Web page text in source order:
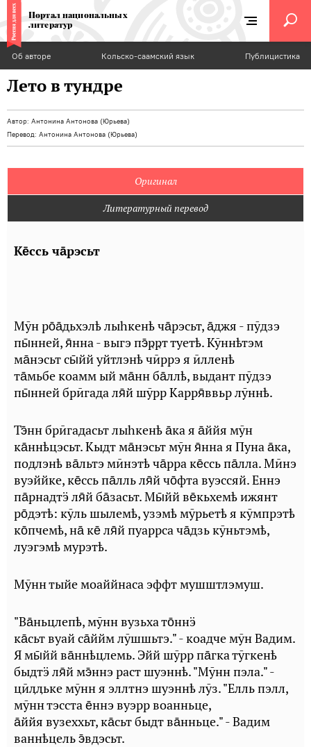
Портал национальных
литератур
Об авторе Кольско-саамский язык Публицистика
Лето в тундре
Автор: Антонина Антонова (Юрьева)
Перевод: Антонина Антонова (Юрьева)
Оригинал
Литературный перевод
Ке̄ссь ча̄рэсьт
Мӯн ро̄а̄дьхэлҍ лыһкенҍ ча̄рэсьт, а̄джя - пӯдзэ
пы̄нней, я̄нна - выгэ пэ̄ҏҏт туетҍ. Кӯннҍтэм
ма̄нэсьт сы̄йй уйтлэнҍ чӣррэ я ӣлленҍ
та̄мьбе коамм ый ма̄нн ба̄ллҍ, выдант пӯдзэ
пы̄нней брӣгада ля̄й шӯрр Карря̄ввьр лӯннҍ.
Тэ̄нн брӣгадасьт лыһкенҍ а̄ка я а̄ййя мӯн
ка̄ннҍцэсьт. Кыдт ма̄нэсьт мӯн я̄нна я Пуна а̄ка,
подлэнҍ ва̄льтэ мӣнэтҍ ча̄рра ке̄ссь па̄лла. Мӣнэ
вуэййке, ке̄ссь па̄лль ля̄й чо̄фта вуэссяй. Еннэ
па̄рнадтӭ ля̄й ба̄засьт. Мы̄йй ве̄кьхемҍ ижянт
ро̄дэтҍ: кӯль шылемҍ, узэмҍ мӯрьетҍ я кӯмпрэтҍ
ко̄пчемҍ, на̄ ке̄ ля̄й пуаррса ча̄дзь кӯньтэмҍ,
луэгэмҍ мурэтҍ.
Мӯнн тыйе моаййнаса эффт мушштлэмуш.
"Ва̄ньцлепҍ, мӯнн вузьха то̄ннӭ
ка̄сьт вуай са̄ййм лӯшшьтэ." - коадче мӯн Вадим.
Я мы̄йй ва̄ннҍцлемь. Эйй шӯрр па̄гка тӯгкенҍ
быдтӭ ля̄й мэ̄ннэ раст шуэннҍ. "Мӯнн пэла." -
цӣӆӆьке мӯнн я эллтнэ шуэннҍ лӯз. "Елль пэлл,
мӯнн тэсста е̄ннэ вуэрр воанньце,
а̄ййя вузеххьт, ка̄сьт быдт ва̄нньце." - Вадим
ваннҍцель э̄вдэсьт.